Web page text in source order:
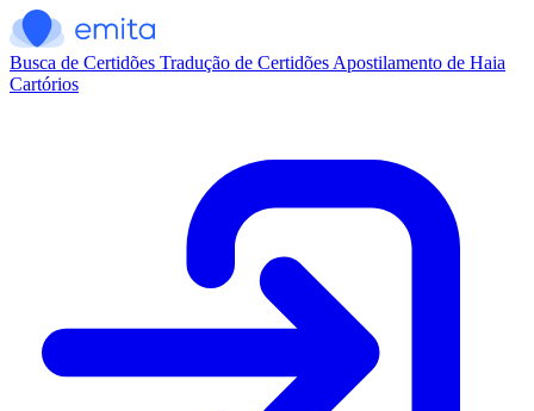
Busca de Certidões Tradução de Certidões Apostilamento de Haia
Cartórios